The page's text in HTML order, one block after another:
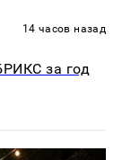
14 часов назад
за год